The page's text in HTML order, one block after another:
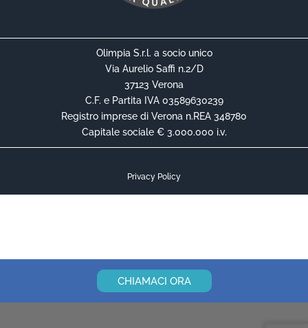
Olimpia S.r.l. a socio unico
Via Aurelio Saffi n.2/D
37123 Verona
C.F. e Partita IVA 03589630239
Registro imprese di Verona n.REA 348780
Capitale sociale € 3.000.000 i.v.
Privacy Policy
CHIAMACI ORA